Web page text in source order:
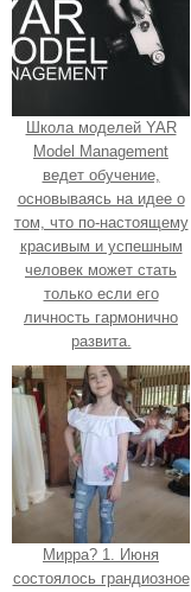
Школа моделей YAR
Model Management
ведет обучение,
основываясь на идее о
том, что по-настоящему
красивым и успешным
человек может стать
только если его
личность гармонично
развита.
Мирра? 1. Июня
состоялось грандиозное